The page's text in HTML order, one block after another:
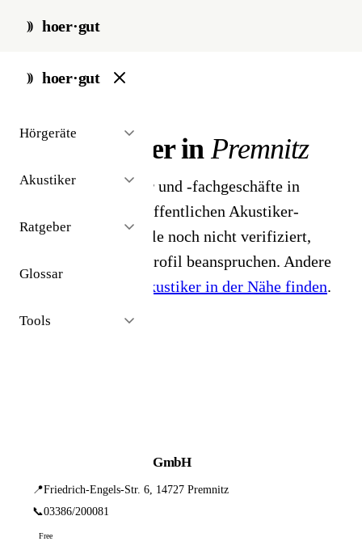
hoer·gut
hoer·gut
Hörgeräte
Akustiker
Ratgeber
Glossar
Tools
start / akustiker / premnitz
Hörakustiker inPremnitz
1 Hörgeräteakustiker und -fachgeschäfte in
Premnitz. Aus dem öffentlichen Akustiker-
Bestand 2026 - Profile noch nicht verifiziert,
Inhaber können ihr Profil beanspruchen. Andere
Hörakustiker in der Nähe finden.
Hörgeräte Obsidian GmbH
📍Friedrich-Engels-Str. 6, 14727 Premnitz
📞03386/200081
Free